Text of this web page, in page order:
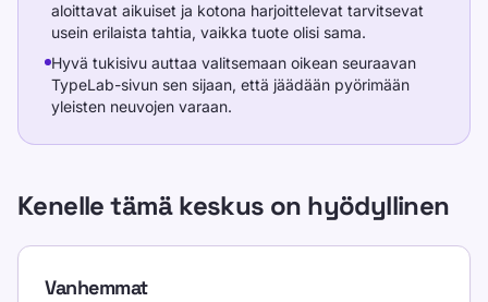
aloittavat aikuiset ja kotona harjoittelevat tarvitsevat
usein erilaista tahtia, vaikka tuote olisi sama.
Hyvä tukisivu auttaa valitsemaan oikean seuraavan
TypeLab-sivun sen sijaan, että jäädään pyörimään
yleisten neuvojen varaan.
Kenelle tämä keskus on hyödyllinen
Vanhemmat